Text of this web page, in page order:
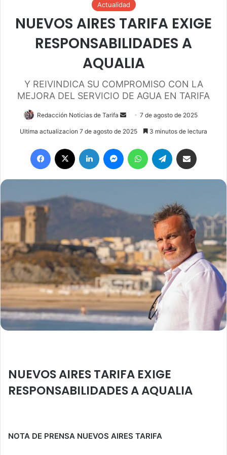
Actualidad
NUEVOS AIRES TARIFA EXIGE
RESPONSABILIDADES A
AQUALIA
Y REIVINDICA SU COMPROMISO CON LA
MEJORA DEL SERVICIO DE AGUA EN TARIFA
Redacción Noticias de Tarifa
S
e
d
a
a
l
7 de agosto de 2025
Ultima actualizacion 7 de agosto de 2025 3 minutos de lectura
NUEVOS AIRES TARIFA EXIGE
RESPONSABILIDADES A AQUALIA
NOTA DE PRENSA NUEVOS AIRES TARIFA